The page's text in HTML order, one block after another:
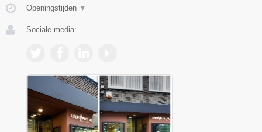
Openingstijden ▼
Sociale media: